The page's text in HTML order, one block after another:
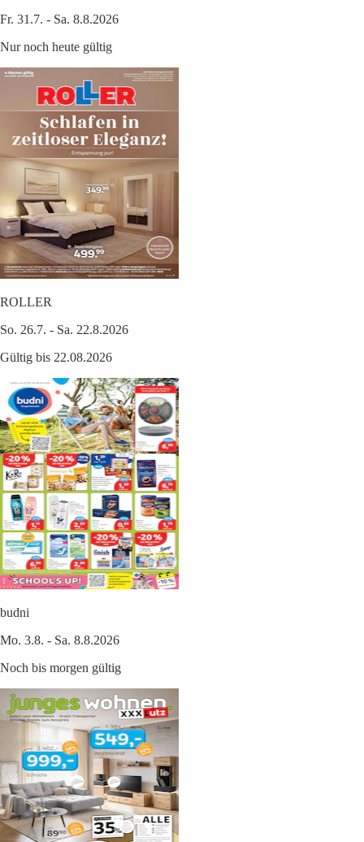
Fr. 31.7. - Sa. 8.8.2026
Nur noch heute gültig
ROLLER
So. 26.7. - Sa. 22.8.2026
Gültig bis 22.08.2026
budni
Mo. 3.8. - Sa. 8.8.2026
Noch bis morgen gültig